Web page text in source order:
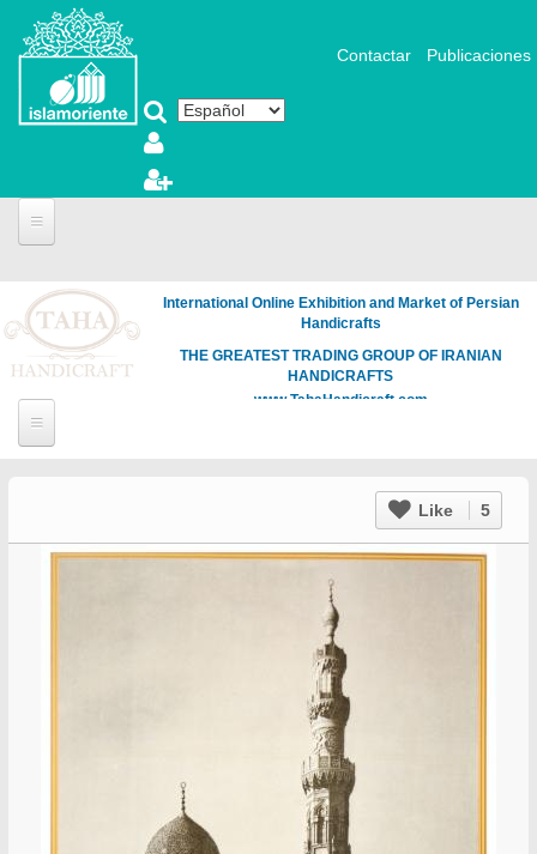
Pasar al contenido principal
Contactar Publicaciones
International Online Exhibition and Market of Persian
Handicrafts
THE GREATEST TRADING GROUP OF IRANIAN
HANDICRAFTS
www.TahaHandicraft.com
Like 5